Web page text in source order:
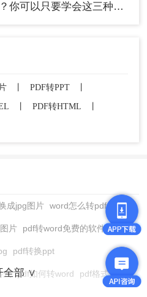
以只要学会这三种方法就行
PDF转PPT
PDF转HTML
成jpg图片 word怎么转pdf
片 pdf转word免费的软件
pdf转换ppt
式 pdf如何转word pdf格式转换
全部 ∨